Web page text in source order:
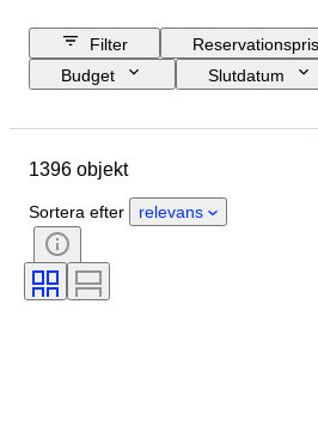
Filter
Reservationspris
Budget
Slutdatum
Kön
Era
Mönster
Modell
1396 objekt
Sortera efter relevans